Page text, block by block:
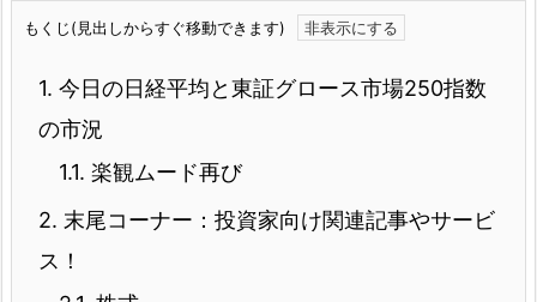
もくじ(見出しからすぐ移動できます)
1. 今日の日経平均と東証グロース市場250指数
の市況
1.1. 楽観ムード再び
2. 末尾コーナー：投資家向け関連記事やサービ
ス！